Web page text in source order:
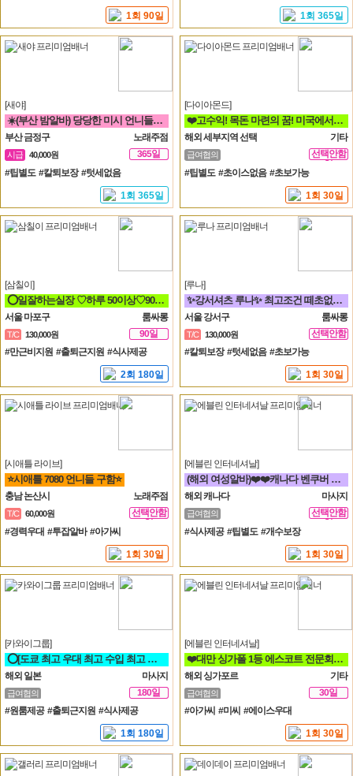
1회 90일 1회 365일
[새야]
☀️(부산 밤알바) 당당한 미시 언니들 구함☀️ 노래방알바
부산 금정구 노래주점
시급 40,000원
365일
#팁별도 #칼퇴보장 #텃세없음
1회 365일
[다이아몬드]
❤️고수익! 목돈 마련의 꿈! 미국에서 이루세요❤️
해외 세부지역 선택 기타
급여협의
선택안함
일
#팁별도 #초이스없음 #초보가능
1회 30일
[삼칠이]
⭕일잘하는실장 ♡하루 50이상♡90분♡ 당일지급♡훈훈⭕
서울 마포구 룸싸롱
T/C 130,000원
90일
#만근비지원 #출퇴근지원 #식사제공
2회 180일
[루나]
✨강서셔츠 루나✨ 최고조건 떼초없음! 케어보장! 60분 풀티13✨
서울 강서구 룸싸롱
T/C 130,000원
선택안함
일
#칼퇴보장 #텃세없음 #초보가능
1회 30일
[시애틀 라이브]
⭐시애틀 7080 언니들 구함⭐
충남 논산시 노래주점
T/C 60,000원
선택안함
일
#경력우대 #투잡알바 #아가씨
1회 30일
[에블린 인터네셔날]
(해외 여성알바)❤️❤️캐나다 벤쿠버 VIP 비지니스 고수익 가능!❤️❤️
해외 캐나다 마사지
급여협의
선택안함
일
#식사제공 #팁별도 #개수보장
1회 30일
[카와이그룹]
⭕[도쿄 최고 우대 최고 수입 최고 안전 보장]⭕ 해외 일본 유흥알바
해외 일본 마사지
급여협의
180일
#원룸제공 #출퇴근지원 #식사제공
1회 180일
[에블린 인터네셔날]
❤️대만 싱가폴 1등 에스코트 전문회사❤️
해외 싱가포르 기타
급여협의
30일
#아가씨 #미씨 #에이스우대
1회 30일